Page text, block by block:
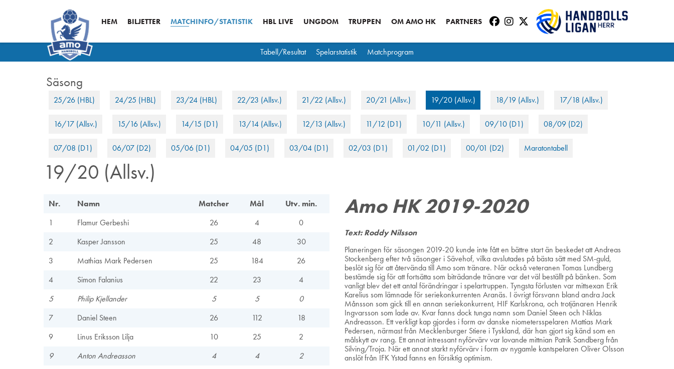
HEM BILJETTER MATCHINFO/STATISTIK HBL LIVE UNGDOM TRUPPEN OM AMO HK PARTNERS
Tabell/Resultat Spelarstatistik Matchprogram
25/26 (HBL) 24/25 (HBL) 23/24 (HBL) 22/23 (Allsv.) 21/22 (Allsv.) 20/21 (Allsv.) 19/20 (Allsv.) 18/19 (Allsv.) 17/18 (Allsv.)
16/17 (Allsv.) 15/16 (Allsv.) 14/15 (D1) 13/14 (Allsv.) 12/13 (Allsv.) 11/12 (D1) 10/11 (Allsv.) 09/10 (D1) 08/09 (D2)
07/08 (D1) 06/07 (D2) 05/06 (D1) 04/05 (D1) 03/04 (D1) 02/03 (D1) 01/02 (D1) 00/01 (D2) Maratontabell
19/20 (Allsv.)
Nr. Namn Matcher Mål
Utv. min.
1
Flamur Gerbeshi 26 4
0
2
Kasper Jansson 25 48
30
3
Mathias Mark Pedersen 25 184
26
4
Simon Falanius 22 23
4
5
Philip Kjellander 5 5
0
7
Daniel Steen 26 112
18
9
Linus Eriksson Lilja 10 25
2
9
Anton Andreasson 4 4
2
Amo HK 2019-2020
Text: Roddy Nilsson
Planeringen för säsongen 2019-20 kunde inte fått en bättre start än beskedet att Andreas
Stockenberg efter två säsonger i Sävehof, vilka avslutades på bästa sätt med SM-guld,
beslöt sig för att återvända till Amo som tränare. När också veteranen Tomas Lundberg
bestämde sig för att fortsätta som biträdande tränare var det väl beställt på bänken. Som
vanligt blev det ett antal förändringar i spelartruppen. Tyngsta förlusten var mittsexan Erik
Karelius som lämnade för seriekonkurrenten Aranäs. I övrigt försvann bland andra Jack
Månsson som gick till en annan seriekonkurrent, HIF Karlskrona, och trotjänaren Henrik
Ingvarsson som lade av. Kvar fanns dock tunga namn som Daniel Steen och Niklas
Andreasson. Ett verkligt kap gjordes i form av danske niometersspelaren Mattias Mark
Pedersen, närmast från Mecklenburger Stiere i Tyskland, där han gjort sig känd som en
målskytt av rang. Ett annat intressant nyförvärv var lovande mittnian Patrik Sandberg från
Silving/Troja. När ett annat starkt nyförvärv i form av nygamle kantspelaren Oliver Olsson
anslöt från IFK Ystad fanns en försiktig optimism.